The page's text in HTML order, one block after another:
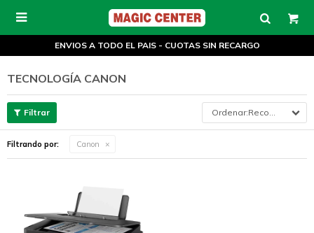

ENVIOS A TODO EL PAIS - CUOTAS SIN RECARGO
TECNOLOGÍA CANON
Recomendados
Filtrando por: Canon